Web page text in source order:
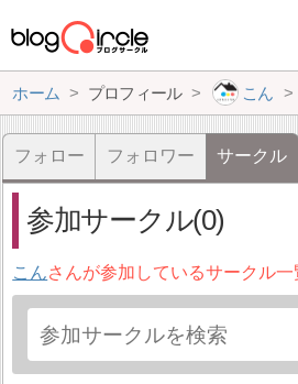
ホーム プロフィール こん
フォロー フォロワー サークル
参加サークル(0)
こんさんが参加しているサークル一